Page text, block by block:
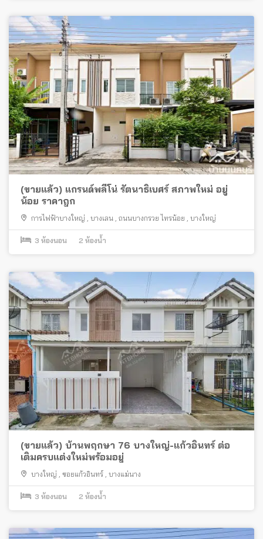
(ขายแล้ว) แกรนด์พลีโน่ รัตนาธิเบศร์ สภาพใหม่ อยู่
น้อย ราคาถูก
การไฟฟ้าบางใหญ่ , บางเลน , ถนนบางกรวย ไทรน้อย , บางใหญ่
3 ห้องนอน 2 ห้องน้ำ
(ขายแล้ว) บ้านพฤกษา 76 บางใหญ่-แก้วอินทร์ ต่อ
เติมครบแต่งใหม่พร้อมอยู่
บางใหญ่ , ซอยแก้วอินทร์ , บางแม่นาง
3 ห้องนอน 2 ห้องน้ำ